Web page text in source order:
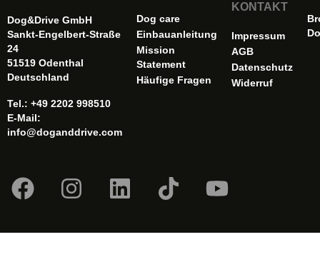
Dog&Drive GmbH
Sankt-Engelbert-Straße
24
51519 Odenthal
Deutschland
Tel.: +49 2202 998510
E-Mail:
info@doganddrive.com
Dog care
Einbauanleitung
Mission
Statement
Häufige Fragen
KONTAKT
Impressum
AGB
Datenschutz
Widerruf